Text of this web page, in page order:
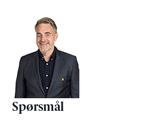
Spørsmål